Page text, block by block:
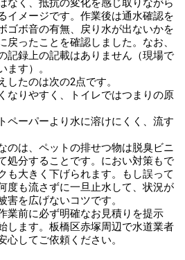
なく、抵抗の変化を感じ取りながら
イメージです。作業後は通水確認を
ゴボ音の有無、戻り水が出ないかを
戻ったことを確認しました。なお、
記録上の記載はありません（現場で
ます）。
たのは次の2点です。
なりやすく、トイレではつまりの原
ペーパーより水に溶けにくく、流す
のは、ペットの排せつ物は脱臭ビニ
処分することです。におい対策もで
も大きく下げられます。もし誤って
度も流さずに一旦止水して、状況が
を広げないコツです。
業前に必ず明確なお見積りを提示
します。板橋区赤塚周辺で水道業者
してご依頼ください。